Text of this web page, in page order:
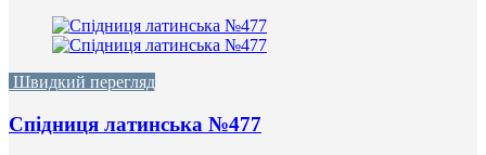
Швидкий перегляд
Спідниця латинська №477